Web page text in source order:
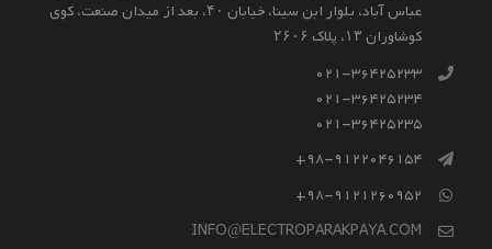
عباس آباد، بلوار ابن سينا، خيابان ۴۰، بعد از ميدان صنعت، كوی
كوشاوران ۱۳، پلاک ۲۶۰۶
021-36425233
021-36425234
021-36425235
98-9122046154+
98-9121260952+
INFO@ELECTROPARAKPAYA.COM